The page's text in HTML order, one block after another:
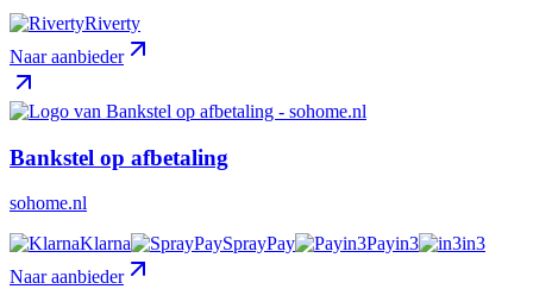
Riverty
Naar aanbieder
Bankstel op afbetaling
sohome.nl
Klarna
SprayPay Payin3
in3
Naar aanbieder